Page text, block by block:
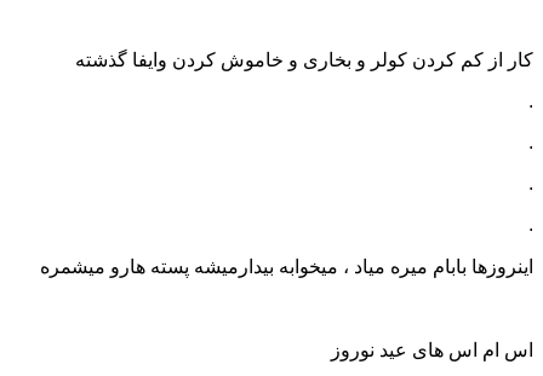
کار از کم کردن کولر و بخاری و خاموش کردن وایفا گذشته
.
.
.
.
اینروزها بابام میره میاد ، میخوابه بیدارمیشه پسته هارو میشمره
اس ام اس های عید نوروز